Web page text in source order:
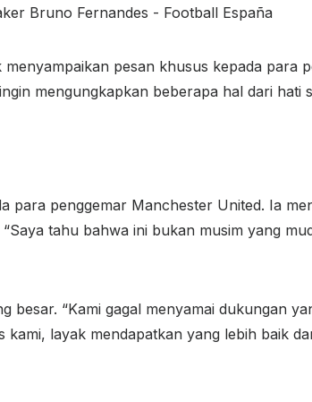
menyampaikan pesan khusus kepada para
mengungkapkan beberapa hal dari hati
para penggemar Manchester United. Ia
tahu bahwa ini bukan musim yang
“Kami gagal menyamai dukungan
layak mendapatkan yang lebih baik